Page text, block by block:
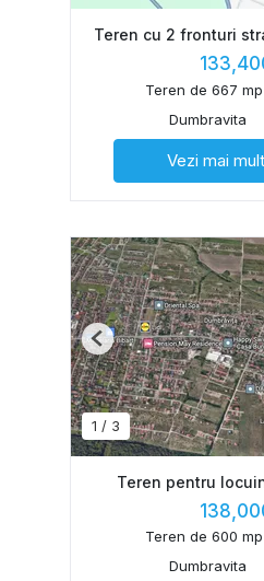
Teren cu 2 fronturi
Teren de 667
Dumbravita
Vezi mai
1 / 3
Previous
Teren pentru
Teren de 600
Dumbravita